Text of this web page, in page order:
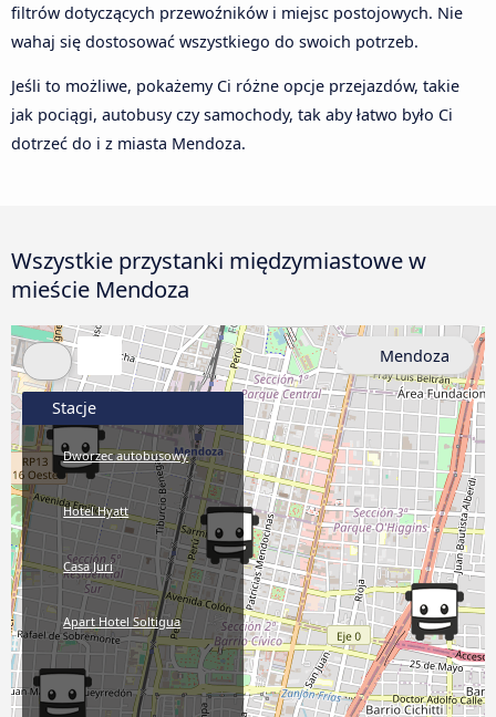
filtrów dotyczących przewoźników i miejsc postojowych. Nie
wahaj się dostosować wszystkiego do swoich potrzeb.
Jeśli to możliwe, pokażemy Ci różne opcje przejazdów, takie
jak pociągi, autobusy czy samochody, tak aby łatwo było Ci
dotrzeć do i z miasta Mendoza.
Wszystkie przystanki międzymiastowe w
mieście Mendoza
Stacje
Dworzec autobusowy
Hotel Hyatt
Casa Juri
Apart Hotel Soltigua
Mendoza